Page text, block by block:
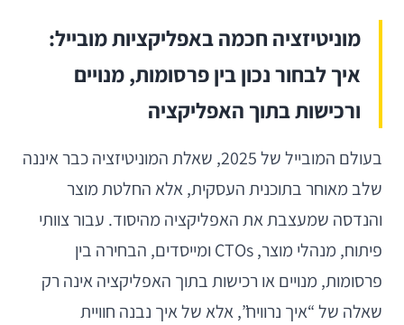
מוניטיזציה חכמה באפליקציות מובייל:
איך לבחור נכון בין פרסומות, מנויים
ורכישות בתוך האפליקציה
בעולם המובייל של 2025, שאלת המוניטיזציה כבר איננה
שלב מאוחר בתוכנית העסקית, אלא החלטת מוצר
והנדסה שמעצבת את האפליקציה מהיסוד. עבור צוותי
פיתוח, מנהלי מוצר, CTOs ומייסדים, הבחירה בין
פרסומות, מנויים או רכישות בתוך האפליקציה אינה רק
שאלה של “איך נרוויח”, אלא של איך נבנה חוויית